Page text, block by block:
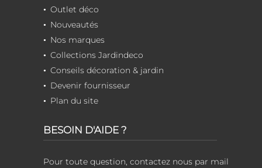
Outlet déco
Nouveautés
Nos marques
Collections Jardindeco
Conseils décoration & jardin
Devenir fournisseur
Plan du site
BESOIN D'AIDE ?
Pour toute question, contactez nous par mail